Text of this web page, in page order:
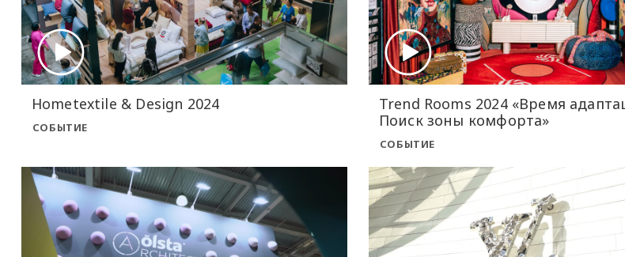
Hometextile & Design 2024
СОБЫТИЕ
Trend Rooms 2024 «Время
Поиск зоны комфорта»
СОБЫТИЕ